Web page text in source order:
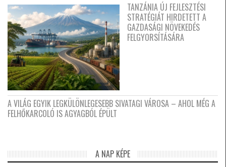
TANZÁNIA ÚJ FEJLESZTÉSI
STRATÉGIÁT HIRDETETT A
GAZDASÁGI NÖVEKEDÉS
FELGYORSÍTÁSÁRA
A VILÁG EGYIK LEGKÜLÖNLEGESEBB SIVATAGI VÁROSA – AHOL MÉG A
FELHŐKARCOLÓ IS AGYAGBÓL ÉPÜLT
A NAP KÉPE